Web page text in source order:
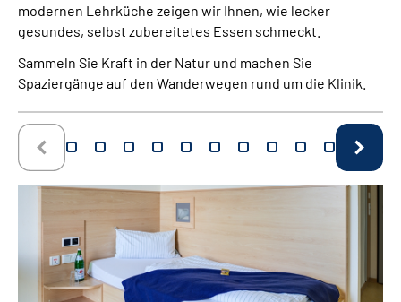
modernen Lehrküche zeigen wir Ihnen, wie lecker
gesundes, selbst zubereitetes Essen schmeckt.
Sammeln Sie Kraft in der Natur und machen Sie
Spaziergänge auf den Wanderwegen rund um die Klinik.